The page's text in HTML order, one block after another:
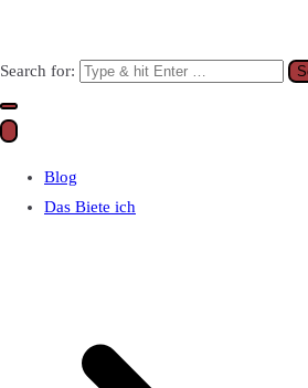
Search for:
Blog
Das Biete ich